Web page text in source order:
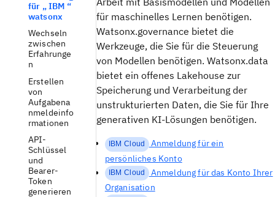
für „ IBM “
watsonx
Wechseln
zwischen
Erfahrunge
n
Erstellen
von
Aufgabena
nmeldeinfo
rmationen
API-
Schlüssel
und
Bearer-
Token
generieren
für maschinelles Lernen benötigen.
Watsonx.governance bietet die
Werkzeuge, die Sie für die Steuerung
von Modellen benötigen. Watsonx.data
bietet ein offenes Lakehouse zur
Speicherung und Verarbeitung der
unstrukturierten Daten, die Sie für Ihre
generativen KI-Lösungen benötigen.
IBM Cloud
Anmeldung für ein
persönliches Konto
IBM Cloud
Anmeldung für das Konto Ihrer
Organisation